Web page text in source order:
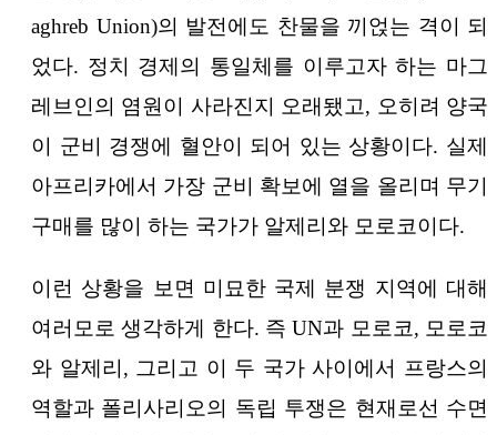
aghreb Union)의 발전에도 찬물을 끼얹는 격이 되
었다. 정치 경제의 통일체를 이루고자 하는 마그
레브인의 염원이 사라진지 오래됐고, 오히려 양국
이 군비 경쟁에 혈안이 되어 있는 상황이다. 실제
아프리카에서 가장 군비 확보에 열을 올리며 무기
구매를 많이 하는 국가가 알제리와 모로코이다.
이런 상황을 보면 미묘한 국제 분쟁 지역에 대해
여러모로 생각하게 한다. 즉 UN과 모로코, 모로코
와 알제리, 그리고 이 두 국가 사이에서 프랑스의
역할과 폴리사리오의 독립 투쟁은 현재로선 수면